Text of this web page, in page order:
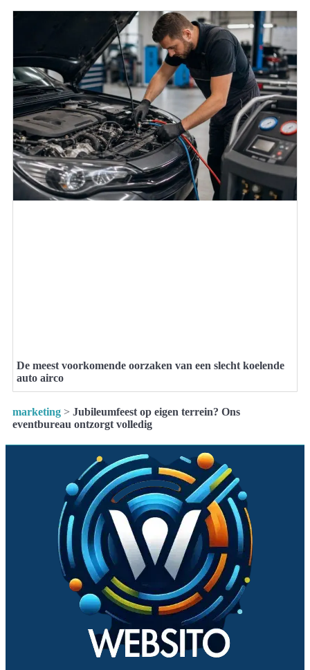
De meest voorkomende oorzaken van een slecht koelende
auto airco
marketing > Jubileumfeest op eigen terrein? Ons
eventbureau ontzorgt volledig